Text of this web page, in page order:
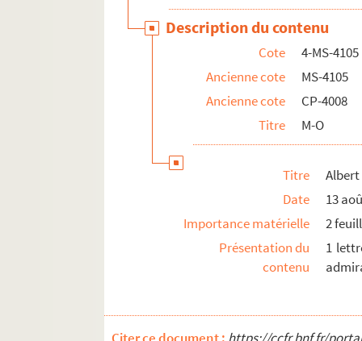
4-MS-4113. Auguste Vacquerie. "Une sorte de
4-MS-4114. Lettres de tiers acquises dans
Description du contenu
Cote
4-MS-4105
Ancienne cote
MS-4105
Ancienne cote
CP-4008
Titre
M-O
Titre
Date
13
Importance matérielle
2
Présentation du
contenu
1